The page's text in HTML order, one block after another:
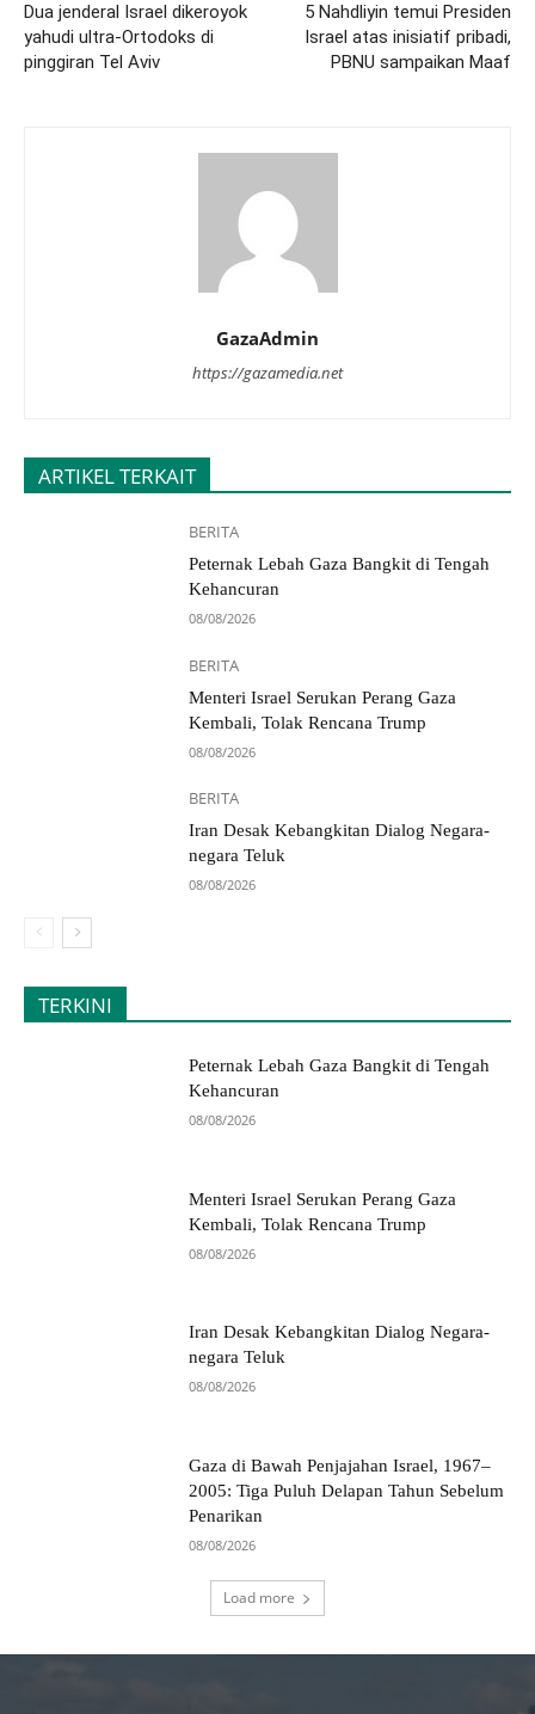
Dua jenderal Israel dikeroyok
yahudi ultra-Ortodoks di
pinggiran Tel Aviv
5 Nahdliyin temui Presiden
Israel atas inisiatif pribadi,
PBNU sampaikan Maaf
GazaAdmin
https://gazamedia.net
ARTIKEL TERKAIT
BERITA
Peternak Lebah Gaza Bangkit di Tengah
Kehancuran
08/08/2026
BERITA
Menteri Israel Serukan Perang Gaza
Kembali, Tolak Rencana Trump
08/08/2026
BERITA
Iran Desak Kebangkitan Dialog Negara-
negara Teluk
08/08/2026
TERKINI
Peternak Lebah Gaza Bangkit di Tengah
Kehancuran
08/08/2026
Menteri Israel Serukan Perang Gaza
Kembali, Tolak Rencana Trump
08/08/2026
Iran Desak Kebangkitan Dialog Negara-
negara Teluk
08/08/2026
Gaza di Bawah Penjajahan Israel, 1967–
2005: Tiga Puluh Delapan Tahun Sebelum
Penarikan
08/08/2026
Load more